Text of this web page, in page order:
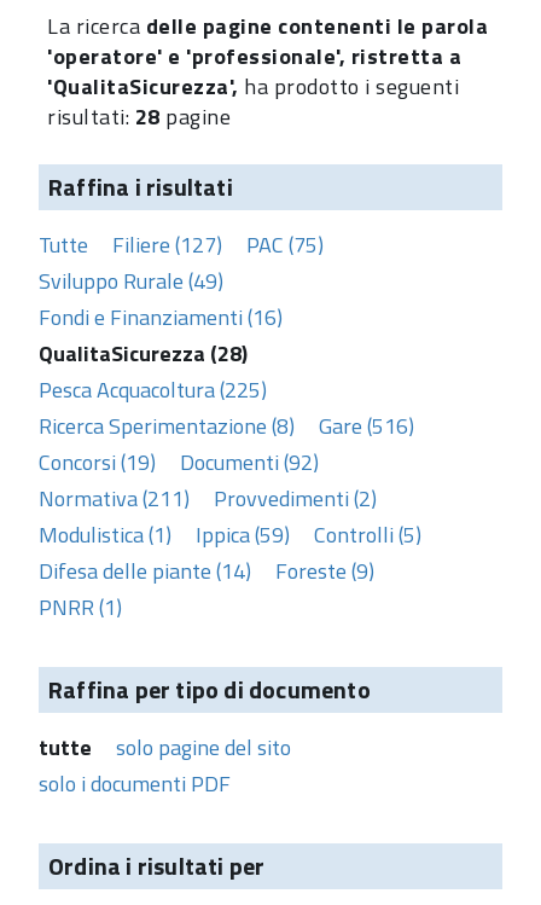
La ricerca delle pagine contenenti le parola
'operatore' e 'professionale', ristretta a
'QualitaSicurezza', ha prodotto i seguenti
risultati: 28 pagine
Raffina i risultati
Tutte Filiere (127)
PAC (75)
Sviluppo Rurale (49)
Fondi e Finanziamenti (16)
QualitaSicurezza (28)
Pesca Acquacoltura (225)
Ricerca Sperimentazione (8)
Gare (516)
Concorsi (19)
Documenti (92)
Normativa (211)
Provvedimenti (2)
Modulistica (1)
Ippica (59)
Controlli (5)
Difesa delle piante (14)
Foreste (9)
PNRR (1)
Raffina per tipo di documento
tutte
solo pagine del sito
solo i documenti PDF
Ordina i risultati per